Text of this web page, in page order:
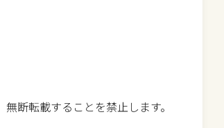
断転載することを禁止します。